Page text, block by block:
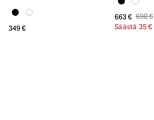
349 €
663 € 698 €
Säästä 35 €